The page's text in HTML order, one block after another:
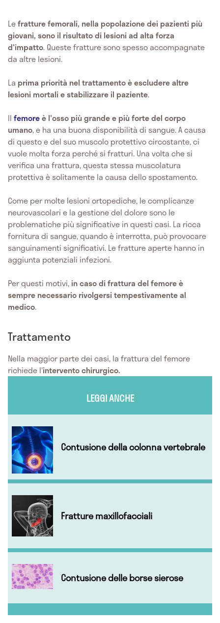
Lefratture femorali, nella popolazione dei pazienti più
giovani, sono il risultato di lesioni ad alta forza
d'impatto. Queste fratture sono spesso accompagnate
da altre lesioni.
La prima priorità nel trattamento è escludere altre
lesioni mortali e stabilizzare il paziente.
Il femoreè l'osso più grande e più forte del corpo
umano, e ha una buona disponibilità di sangue. A causa
di questo e del suo muscolo protettivo circostante, ci
vuole molta forza perché si fratturi. Una volta che si
verifica una frattura, questa stessa muscolatura
protettiva è solitamente la causa dello spostamento.
Come per molte lesioni ortopediche, le complicanze
neurovascolari e la gestione del dolore sono le
problematiche più significative in questi casi. La ricca
fornitura di sangue, quando è interrotta, può provocare
sanguinamenti significativi. Le fratture aperte hanno in
aggiunta potenziali infezioni.
Per questi motivi, in caso di frattura del femore è
sempre necessario rivolgersi tempestivamente al
medico.
Trattamento
Nella maggior parte dei casi, la frattura del femore
richiede l'intervento chirurgico.
LEGGI ANCHE
Contusione della colonna vertebrale
Fratture maxillofacciali
Contusione delle borse sierose